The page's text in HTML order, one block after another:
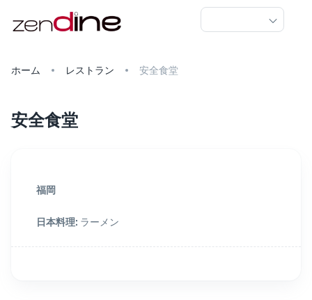
ホーム レストラン 安全食堂
安全食堂
福岡
日本料理: ラーメン